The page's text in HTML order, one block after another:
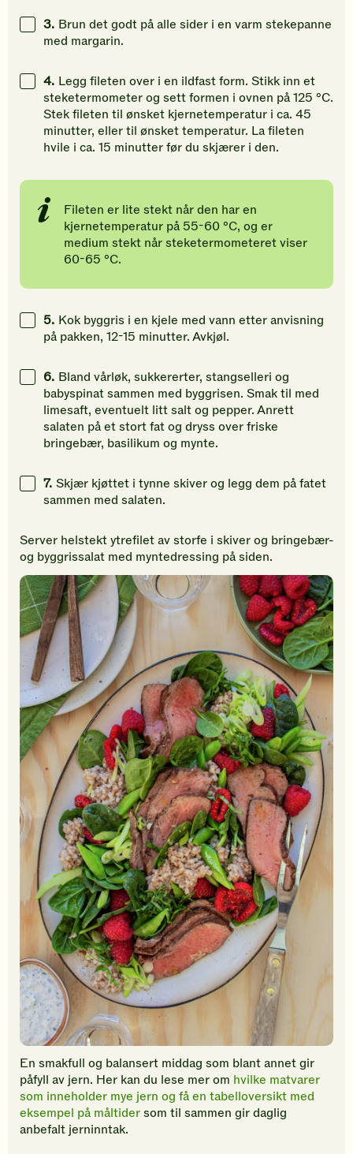
3. Brun det godt på alle sider i en varm stekepanne
med margarin.
4. Legg fileten over i en ildfast form. Stikk inn et
steketermometer og sett formen i ovnen på 125 °C.
Stek fileten til ønsket kjernetemperatur i ca. 45
minutter, eller til ønsket temperatur. La fileten
hvile i ca. 15 minutter før du skjærer i den.
Fileten er lite stekt når den har en
kjernetemperatur på 55-60 °C, og er
medium stekt når steketermometeret viser
60-65 °C.
5. Kok byggris i en kjele med vann etter anvisning
på pakken, 12-15 minutter. Avkjøl.
6. Bland vårløk, sukkererter, stangselleri og
babyspinat sammen med byggrisen. Smak til med
limesaft, eventuelt litt salt og pepper. Anrett
salaten på et stort fat og dryss over friske
bringebær, basilikum og mynte.
7. Skjær kjøttet i tynne skiver og legg dem på fatet
sammen med salaten.
Server helstekt ytrefilet av storfe i skiver og bringebær-
og byggrissalat med myntedressing på siden.
En smakfull og balansert middag som blant annet gir
påfyll av jern. Her kan du lese mer om hvilke matvarer
som inneholder mye jern og få en tabelloversikt med
eksempel på måltidersom til sammen gir daglig
anbefalt jerninntak.